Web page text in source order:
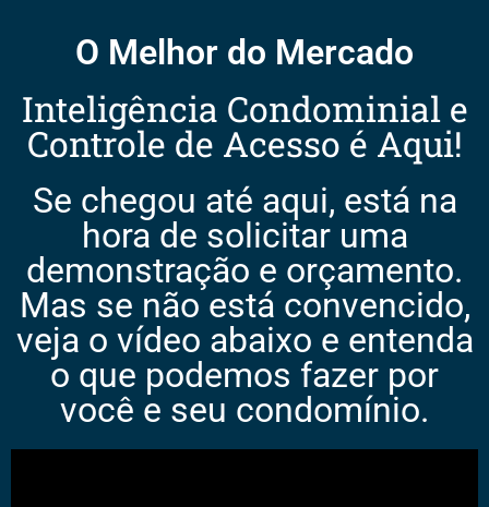
O Melhor do Mercado
Inteligência Condominial e
Controle de Acesso é Aqui!
Se chegou até aqui, está na
hora de solicitar uma
demonstração e orçamento.
Mas se não está convencido,
veja o vídeo abaixo e entenda
o que podemos fazer por
você e seu condomínio.